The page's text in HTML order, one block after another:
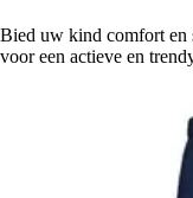
Bied uw kind comfort en
voor een actieve en